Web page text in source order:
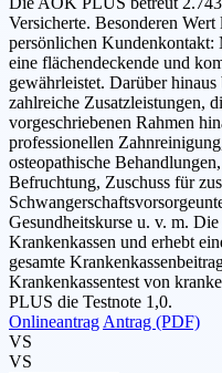
Versicherte. Besonderen
persönlichen
eine flächendeckende und
gewährleistet. Darüber
zahlreiche Zusatzleistungen,
vorgeschriebenen Rahmen
professionellen
osteopathische
Befruchtung, Zuschuss für
Gesundheitskurse u. v. m.
Krankenkassen und erhebt
gesamte
Krankenkassentest von
PLUS die Testnote 1,0.
Onlineantrag Antrag (PDF)
VS
VS